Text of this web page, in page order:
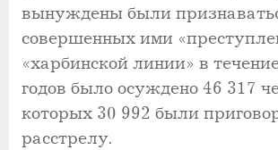
вынуждены были
совершенных ими
«харбинской линии» в
годов было осуждено 46 317
которых 30 992 были
расстрелу.